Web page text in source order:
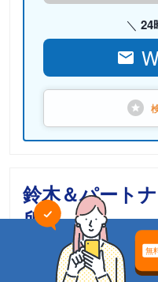
24
鈴木＆パート
所
確かな実績をもつ鈴木
なります